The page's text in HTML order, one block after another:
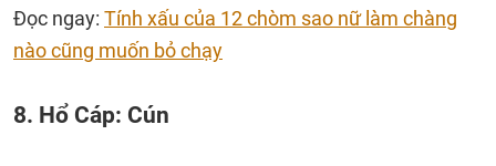
Đọc ngay: Tính xấu của 12 chòm sao nữ làm chàng
nào cũng muốn bỏ chạy
8. Hổ Cáp: Cún